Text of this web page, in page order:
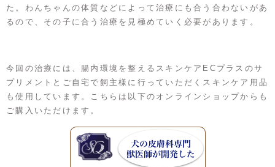
た。わんちゃんの体質などによって治療にも合う合わないがあ
るので、その子に合う治療を見極めていく必要があります。
今回の治療には、腸内環境を整えるスキンケアECプラスのサ
プリメントとご自宅で飼主様に行っていただくスキンケア用品
も使用しています。こちらは以下のオンラインショップからも
ご購入いただけます。